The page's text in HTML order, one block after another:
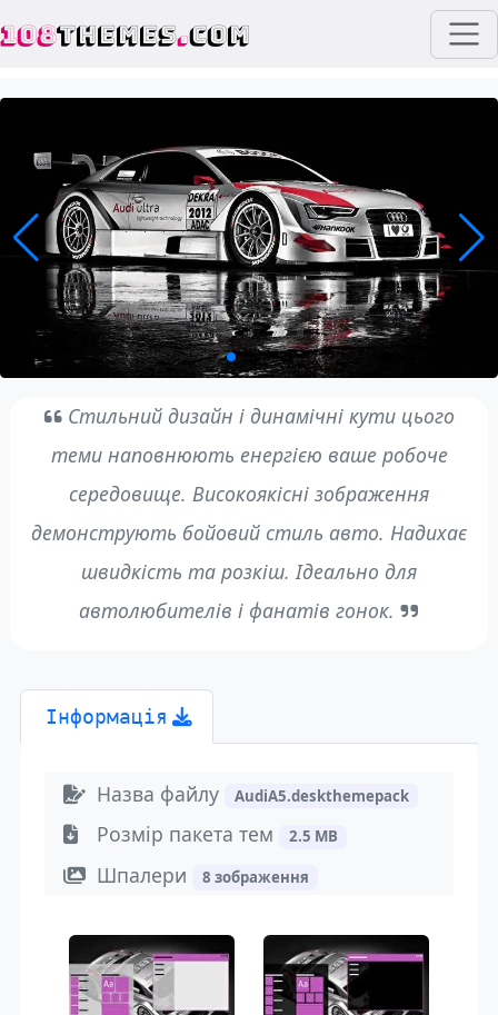
108THEMES.COM
Стильний дизайн і динамічні кути цього
теми наповнюють енергією ваше робоче
середовище. Високоякісні зображення
демонструють бойовий стиль авто. Надихає
швидкість та розкіш. Ідеально для
автолюбителів і фанатів гонок.
Інформація
Назва файлу AudiA5.deskthemepack
Розмір пакета тем 2.5 MB
Шпалери 8 зображення